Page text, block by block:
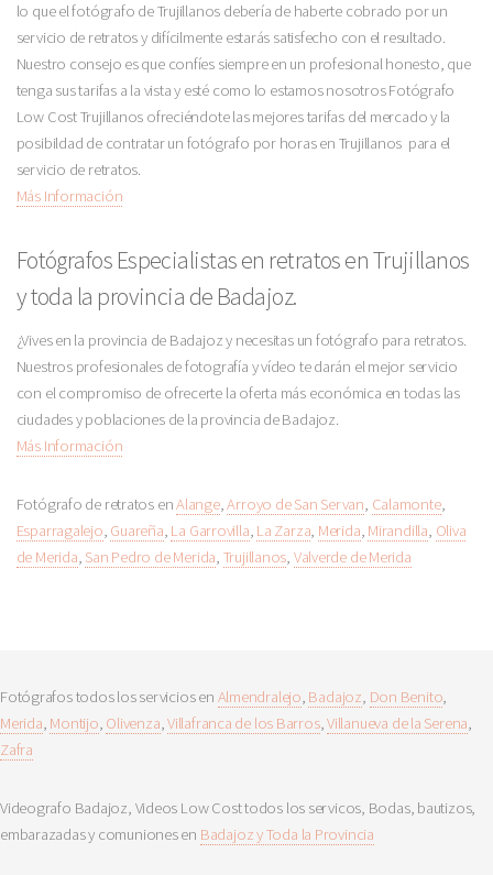
lo que el fotógrafo de Trujillanos debería de haberte cobrado por un
servicio de retratos y difícilmente estarás satisfecho con el resultado.
Nuestro consejo es que confíes siempre en un profesional honesto, que
tenga sus tarifas a la vista y esté como lo estamos nosotros Fotógrafo
Low Cost Trujillanos ofreciéndote las mejores tarifas del mercado y la
posibildad de contratar un fotógrafo por horas en Trujillanos para el
servicio de retratos.
Más Información
Fotógrafos Especialistas en retratos en Trujillanos
y toda la provincia de Badajoz.
¿Vives en la provincia de Badajoz y necesitas un fotógrafo para retratos.
Nuestros profesionales de fotografía y vídeo te darán el mejor servicio
con el compromiso de ofrecerte la oferta más económica en todas las
ciudades y poblaciones de la provincia de Badajoz.
Más Información
Fotógrafo de retratos enAlange,Arroyo de San Servan, Calamonte,
Esparragalejo, Guareña, La Garrovilla, La Zarza, Merida, Mirandilla, Oliva
de Merida, San Pedro de Merida, Trujillanos, Valverde de Merida
Fotógrafos todos los servicios en Almendralejo, Badajoz, Don Benito,
Merida, Montijo, Olivenza,Villafranca de los Barros,Villanueva de la Serena,
Zafra
Videografo Badajoz, Videos Low Cost todos los servicos, Bodas, bautizos,
embarazadas y comuniones en Badajoz y Toda la Provincia